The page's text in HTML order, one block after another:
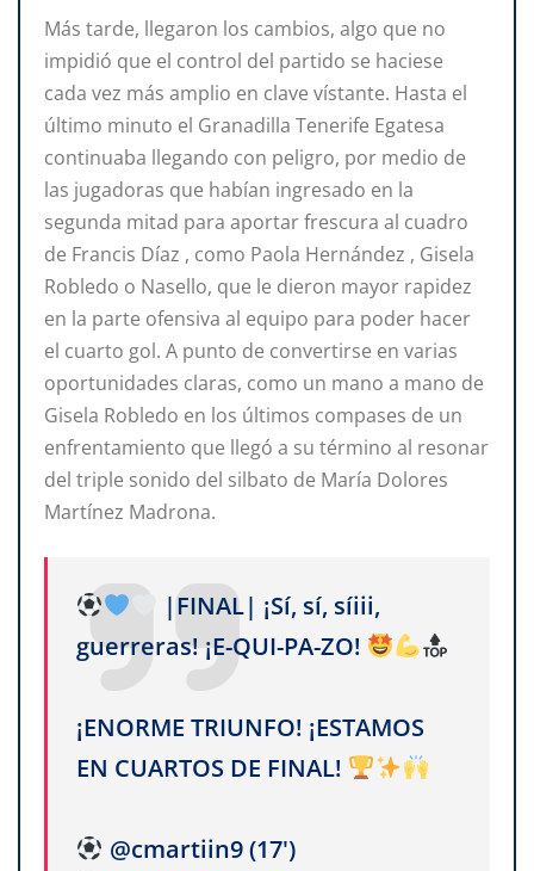
Más tarde, llegaron los cambios, algo que no
impidió que el control del partido se haciese
cada vez más amplio en clave vístante. Hasta el
último minuto el Granadilla Tenerife Egatesa
continuaba llegando con peligro, por medio de
las jugadoras que habían ingresado en la
segunda mitad para aportar frescura al cuadro
de Francis Díaz , como Paola Hernández , Gisela
Robledo o Nasello, que le dieron mayor rapidez
en la parte ofensiva al equipo para poder hacer
el cuarto gol. A punto de convertirse en varias
oportunidades claras, como un mano a mano de
Gisela Robledo en los últimos compases de un
enfrentamiento que llegó a su término al resonar
del triple sonido del silbato de María Dolores
Martínez Madrona.
|FINAL| ¡Sí, sí, síiii,
guerreras! ¡E-QUI-PA-ZO!
¡ENORME TRIUNFO! ¡ESTAMOS
EN CUARTOS DE FINAL!
@cmartiin9 (17')